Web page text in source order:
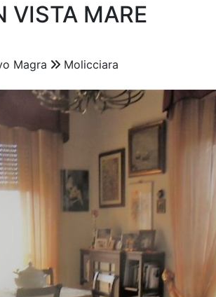
VISTA MARE
Magra Molicciara